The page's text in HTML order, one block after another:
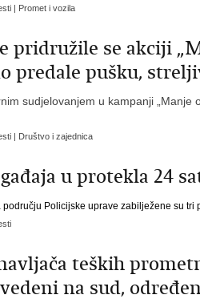
| Promet i vozila
pridružile se akciji
predale pušku,
sudjelovanjem u kampanji
| Društvo i zajednica
u protekla 24
području Policijske uprave zabilježene su
teških
na sud,